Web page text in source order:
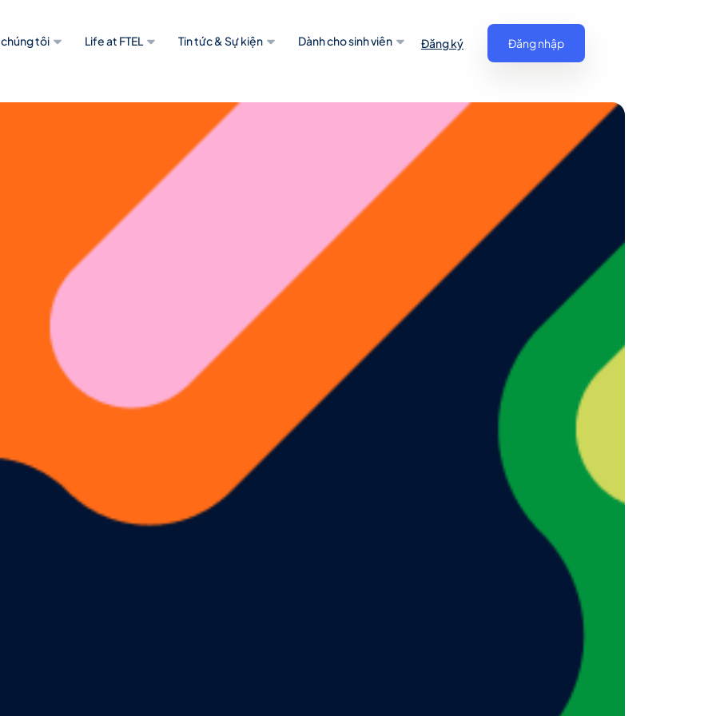
tôi Life at FTEL Tin tức & Sự kiện Dành cho sinh viên Đăng ký Đăng nhập